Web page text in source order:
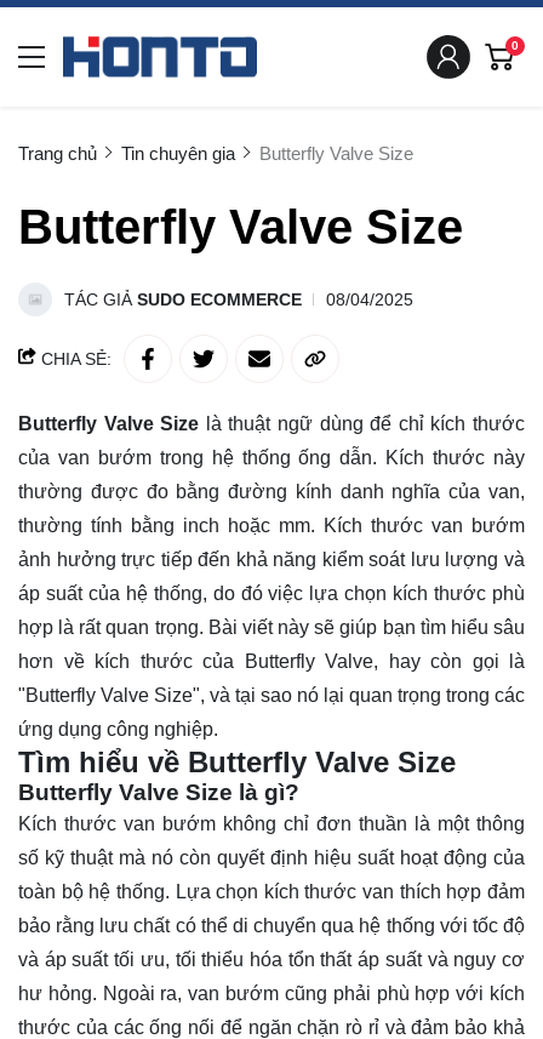
0
Trang chủ Tin chuyên gia Butterfly Valve Size
Butterfly Valve Size
TÁC GIẢ SUDO ECOMMERCE 08/04/2025
CHIA SẺ:
Butterfly Valve Size là thuật ngữ dùng để chỉ kích thước
của van bướm trong hệ thống ống dẫn. Kích thước này
thường được đo bằng đường kính danh nghĩa của van,
thường tính bằng inch hoặc mm. Kích thước van bướm
ảnh hưởng trực tiếp đến khả năng kiểm soát lưu lượng và
áp suất của hệ thống, do đó việc lựa chọn kích thước phù
hợp là rất quan trọng. Bài viết này sẽ giúp bạn tìm hiểu sâu
hơn về kích thước của Butterfly Valve, hay còn gọi là
"Butterfly Valve Size", và tại sao nó lại quan trọng trong các
ứng dụng công nghiệp.
Tìm hiểu về Butterfly Valve Size
Butterfly Valve Size là gì?
Kích thước van bướm không chỉ đơn thuần là một thông
số kỹ thuật mà nó còn quyết định hiệu suất hoạt động của
toàn bộ hệ thống. Lựa chọn kích thước van thích hợp đảm
bảo rằng lưu chất có thể di chuyển qua hệ thống với tốc độ
và áp suất tối ưu, tối thiểu hóa tổn thất áp suất và nguy cơ
hư hỏng. Ngoài ra, van bướm cũng phải phù hợp với kích
thước của các ống nối để ngăn chặn rò rỉ và đảm bảo khả